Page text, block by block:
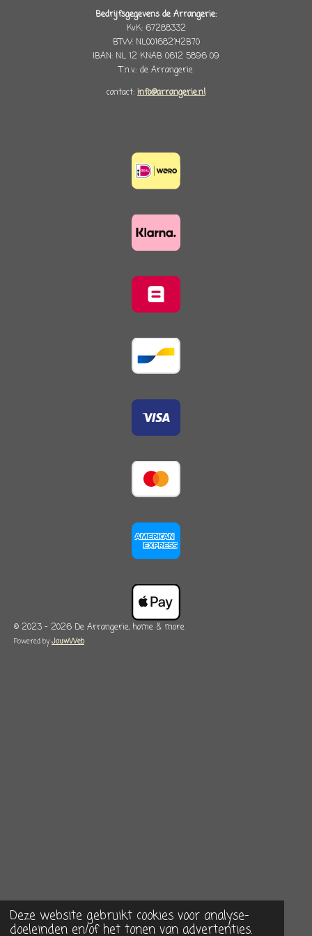
Deze website gebruikt cookies voor analyse-
doeleinden en/of het tonen van advertenties.
Bedrijfsgegevens de Arrangerie:
KvK: 67288332
BTW: NL001682142B70
IBAN: NL 12 KNAB 0612 5896 09
T.n.v.: de Arrangerie
contact: info@arrangerie.nl
© 2023 - 2026 De Arrangerie, home & more
Powered byJouwWeb